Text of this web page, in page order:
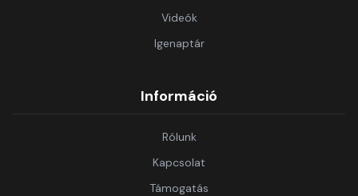
Videók
Igenaptár
Információ
Rólunk
Kapcsolat
Támogatás